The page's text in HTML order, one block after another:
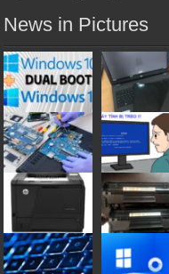
News in Pictures